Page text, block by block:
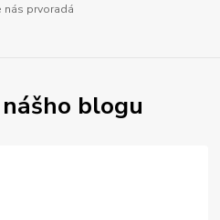
nás prvoradá
blogu